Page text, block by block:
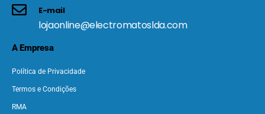
E-mail
lojaonline@electromatoslda.com
A Empresa
Política de Privacidade
Termos e Condições
RMA